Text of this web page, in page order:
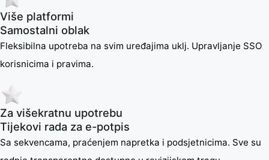
Više platformi
Samostalni oblak
Fleksibilna upotreba na svim uređajima uklj. Upravljanje SSO
korisnicima i pravima.
Za višekratnu upotrebu
Tijekovi rada za e-potpis
Sa sekvencama, praćenjem napretka i podsjetnicima. Sve su